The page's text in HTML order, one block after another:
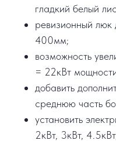
гладкий белый
ревизионный
400мм;
возможность
= 22кВт
добавить
среднюю часть
установить
2кВт, 3кВт,